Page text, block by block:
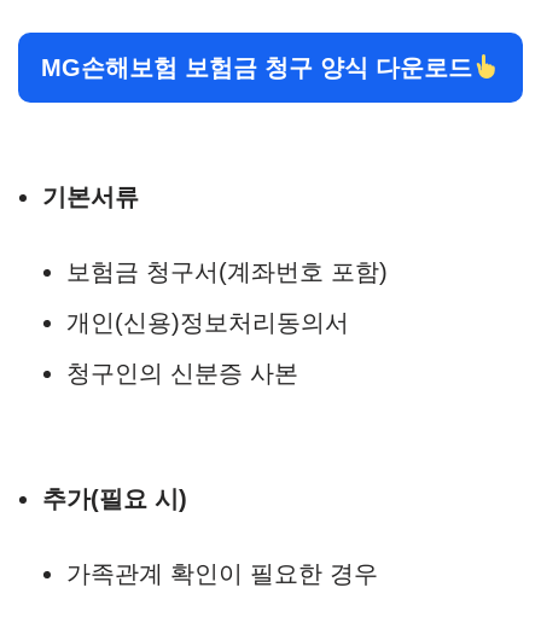
MG손해보험 보험금 청구 양식 다운로드
기본서류
보험금 청구서(계좌번호 포함)
개인(신용)정보처리동의서
청구인의 신분증 사본
추가(필요 시)
가족관계 확인이 필요한 경우